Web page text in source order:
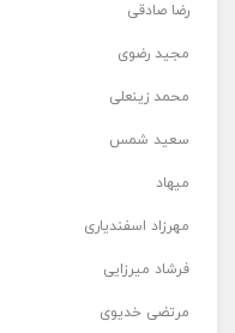
رضا صادقی
مجید رضوی
محمد زینعلی
سعید شمس
میهاد
مهرزاد اسفندیاری
فرشاد میرزایی
مرتضی خدیوی